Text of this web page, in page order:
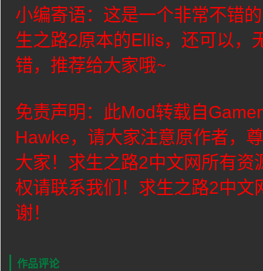
小编寄语：这是一个非常不错
生之路2原本的Ellis，还可以，
错，推荐给大家哦~
免责声明：此Mod转载自
Hawke，请大家注意原作者，
大家！求生之路2中文网所有资
权请联系我们！求生之路2中文
谢！
作品评论